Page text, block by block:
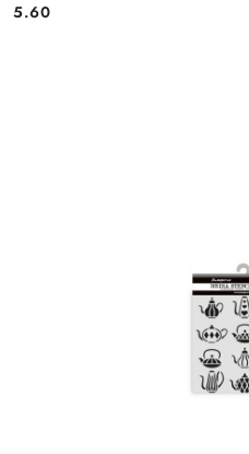
Cena:
5.60